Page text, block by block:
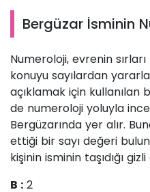
Bergüzar İsminin
Numeroloji, evrenin
konuyu sayılardan
açıklamak için kullanılan
de numeroloji yoluyla
Bergüzarında yer alır.
ettiği bir sayı değeri
kişinin isminin taşıdığı
B : 2